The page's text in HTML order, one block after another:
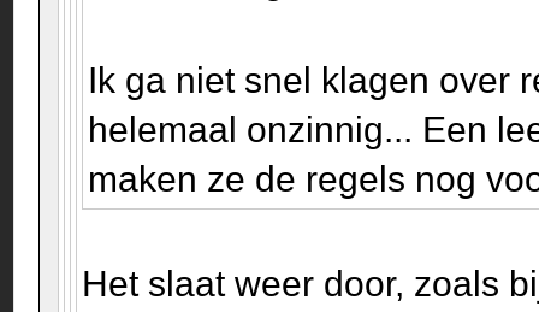
Ik ga niet snel klagen over
helemaal onzinnig... Een
maken ze de regels nog
Het slaat weer door, zoals